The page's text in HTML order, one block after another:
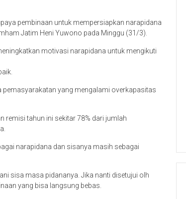
pembinaan untuk mempersiapkan narapidana
Jatim Heni Yuwono pada Minggu (31/3).
motivasi narapidana untuk mengikuti
pemasyarakatan yang mengalami overkapasitas
remisi tahun ini sekitar 78% dari jumlah
narapidana dan sisanya masih sebagai
sisa masa pidananya. Jika nanti disetujui olh
yang bisa langsung bebas.